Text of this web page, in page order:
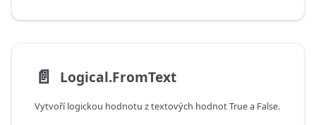
📄️ Logical.FromText
Vytvoří logickou hodnotu z textových hodnot True a False.